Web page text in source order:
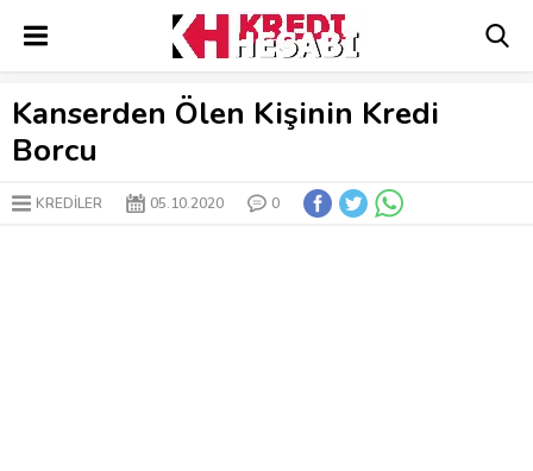
Kanserden Ölen Kişinin Kredi
Borcu
KREDILER 05.10.2020 0